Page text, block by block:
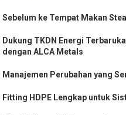
Sebelum ke Tempat Makan
Dukung TKDN Energi
dengan ALCA Metals
Manajemen Perubahan yang
Fitting HDPE Lengkap untuk